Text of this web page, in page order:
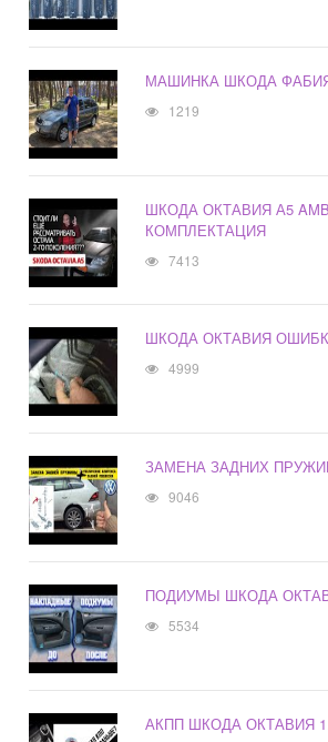
МАШИНКА ШКОДА
1219
ШКОДА ОКТАВИЯ А5
КОМПЛЕКТАЦИЯ
7413
ШКОДА ОКТАВИЯ
4999
ЗАМЕНА ЗАДНИХ
9046
ПОДИУМЫ ШКОДА
5534
АКПП ШКОДА ОКТАВИЯ